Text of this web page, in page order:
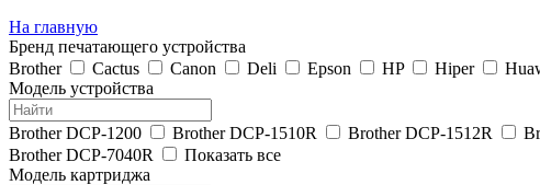
На главную
Бренд печатающего устройства
Brother
Cactus Canon Deli Epson HP Hiper
Модель устройства
Brother DCP-1200 Brother DCP-1510R Brother DCP-1512R
Brother DCP-7040R
Показать все
Модель картриджа